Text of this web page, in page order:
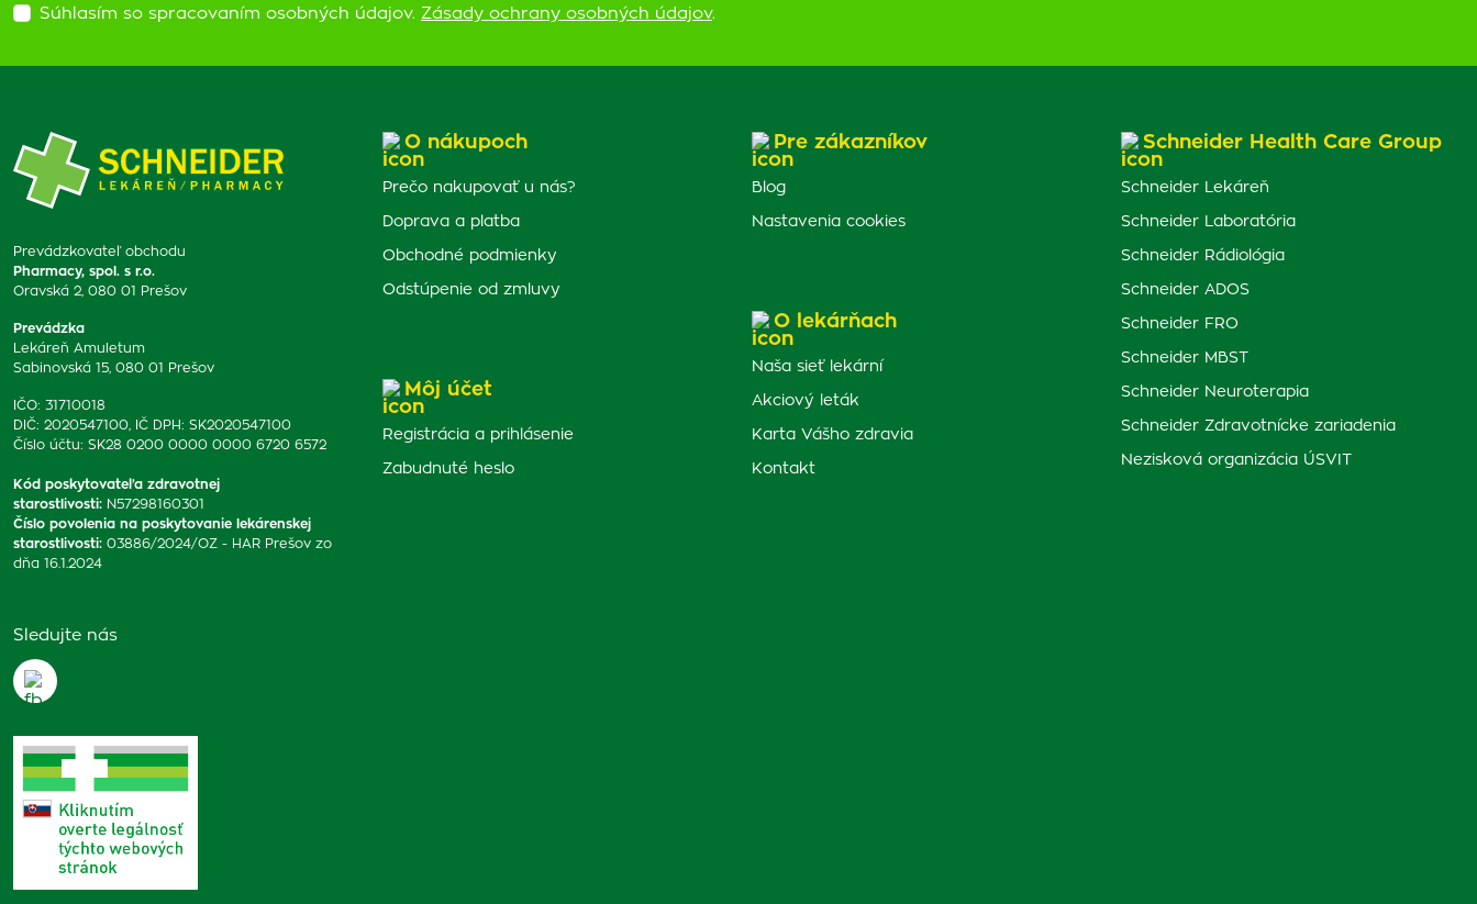
Súhlasím so spracovaním osobných údajov. Zásady ochrany osobných údajov.
Prevádzkovateľ obchodu
Pharmacy, spol. s r.o.
Oravská 2, 080 01 Prešov
Prevádzka
Lekáreň Amuletum
Sabinovská 15, 080 01 Prešov
IČO: 31710018
DIČ: 2020547100, IČ DPH: SK2020547100
Číslo účtu: SK28 0200 0000 0000 6720 6572
Kód poskytovateľa zdravotnej
starostlivosti: N57298160301
Číslo povolenia na poskytovanie lekárenskej
starostlivosti: 03886/2024/OZ - HAR Prešov zo
dňa 16.1.2024
Sledujte nás
O nákupoch
Prečo nakupovať u nás?
Doprava a platba
Obchodné podmienky
Odstúpenie od zmluvy
Môj účet
Registrácia a prihlásenie
Zabudnuté heslo
Pre zákazníkov
Blog
Nastavenia cookies
O lekárňach
Naša sieť lekární
Akciový leták
Karta Vášho zdravia
Kontakt
Schneider Health Care Group
Schneider Lekáreň
Schneider Laboratória
Schneider Rádiológia
Schneider ADOS
Schneider FRO
Schneider MBST
Schneider Neuroterapia
Schneider Zdravotnícke zariadenia
Nezisková organizácia ÚSVIT